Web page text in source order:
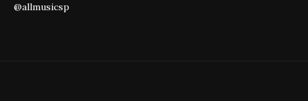
@allmusicsp